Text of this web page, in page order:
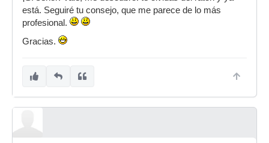
está. Seguiré tu consejo, que me parece de lo más
profesional.
Gracias.